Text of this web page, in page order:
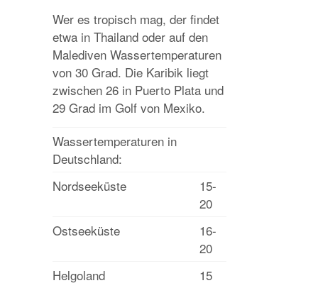
Wer es tropisch mag, der findet
etwa in Thailand oder auf den
Malediven Wassertemperaturen
von 30 Grad. Die Karibik liegt
zwischen 26 in Puerto Plata und
29 Grad im Golf von Mexiko.
Wassertemperaturen in
Deutschland:
Nordseeküste
15-
20
Ostseeküste
16-
20
Helgoland
15